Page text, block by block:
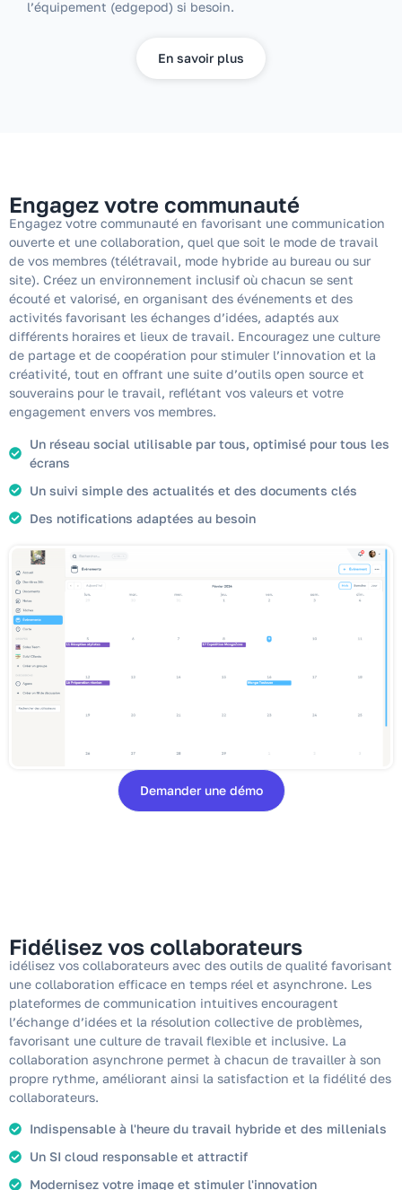
l’équipement (edgepod) si besoin.
En savoir plus
Engagez votre communauté
Engagez votre communauté en favorisant une communication
ouverte et une collaboration, quel que soit le mode de travail
de vos membres (télétravail, mode hybride au bureau ou sur
site). Créez un environnement inclusif où chacun se sent
écouté et valorisé, en organisant des événements et des
activités favorisant les échanges d’idées, adaptés aux
différents horaires et lieux de travail. Encouragez une culture
de partage et de coopération pour stimuler l’innovation et la
créativité, tout en offrant une suite d’outils open source et
souverains pour le travail, reflétant vos valeurs et votre
engagement envers vos membres.
Un réseau social utilisable par tous, optimisé pour tous les
écrans
Un suivi simple des actualités et des documents clés
Des notifications adaptées au besoin
Demander une démo
Fidélisez vos collaborateurs​
idélisez vos collaborateurs avec des outils de qualité favorisant
une collaboration efficace en temps réel et asynchrone. Les
plateformes de communication intuitives encouragent
l’échange d’idées et la résolution collective de problèmes,
favorisant une culture de travail flexible et inclusive. La
collaboration asynchrone permet à chacun de travailler à son
propre rythme, améliorant ainsi la satisfaction et la fidélité des
collaborateurs.
Indispensable à l'heure du travail hybride et des millenials
Un SI cloud responsable et attractif
Modernisez votre image et stimuler l'innovation